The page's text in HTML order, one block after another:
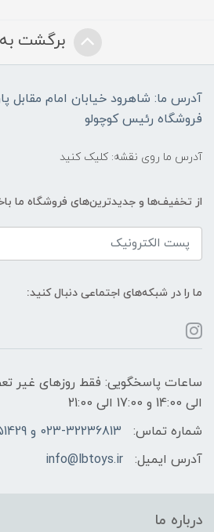
برگشت به
آدرس ما: شاهرود خیابان امام مقابل
فروشگاه رئیس کوچولو
آدرس ما روی نقشه: کلیک کنید
از تخفیف‌ها و جدیدترین‌های فروشگاه ما
ما را در شبکه‌های اجتماعی دنبال کنید:
الی 14:00 و 17:00 الی 21:00
شماره تماس:
023-32236813 و 09198551429
آدرس ایمیل:
info@lbtoys.ir
درباره ما